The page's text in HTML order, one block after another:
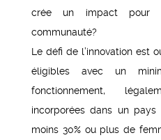
crée un impact pour
communauté?
Le défi de l’innovation est
éligibles avec un
fonctionnement,
incorporées dans un
moins 30% ou plus de